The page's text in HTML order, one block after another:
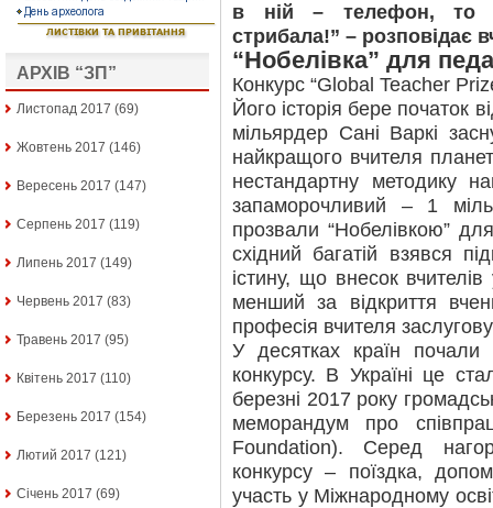
АРХІВ “ЗП”
Листопад 2017 (69)
Жовтень 2017 (146)
Вересень 2017 (147)
Серпень 2017 (119)
Липень 2017 (149)
Червень 2017 (83)
Травень 2017 (95)
Квітень 2017 (110)
Березень 2017 (154)
Лютий 2017 (121)
Січень 2017 (69)
в ній – телефон, то
стрибала!” – розповідає
“Нобелівка” для
Конкурс “Global Teacher
Його історія бере початок
мільярдер Сані Варкі
найкращого вчителя
нестандартну методику
запаморочливий – 1
прозвали “Нобелівкою”
східний багатій взявся
істину, що внесок
менший за відкриття
професія вчителя
У десятках країн почали
конкурсу. В Україні це
березні 2017 року
меморандум про
Foundation). Серед
конкурсу – поїздка,
участь у Міжнародному